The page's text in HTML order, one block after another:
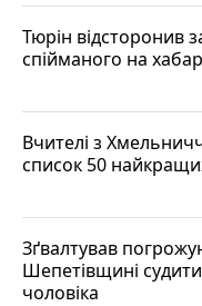
Тюрін відсторонив
спійманого на
Вчителі з
список 50
Зґвалтував
Шепетівщині
чоловіка